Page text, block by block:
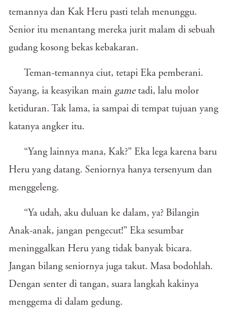
temannya dan Kak Heru pasti telah menunggu.
Senior itu menantang mereka jurit malam di sebuah
gudang kosong bekas kebakaran.
Teman-temannya ciut, tetapi Eka pemberani.
Sayang, ia keasyikan main game tadi, lalu molor
ketiduran. Tak lama, ia sampai di tempat tujuan yang
katanya angker itu.
“Yang lainnya mana, Kak?” Eka lega karena baru
Heru yang datang. Seniornya hanya tersenyum dan
menggeleng.
“Ya udah, aku duluan ke dalam, ya? Bilangin
Anak-anak, jangan pengecut!” Eka sesumbar
meninggalkan Heru yang tidak banyak bicara.
Jangan bilang seniornya juga takut. Masa bodohlah.
Dengan senter di tangan, suara langkah kakinya
menggema di dalam gedung.